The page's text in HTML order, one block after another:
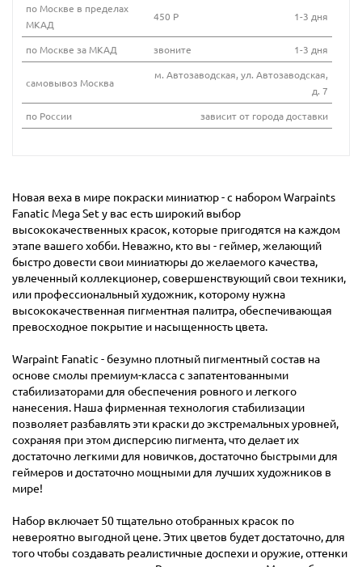
по Москве в пределах
МКАД
450 Р 1-3 дня
по Москве за МКАД звоните 1-3 дня
самовывоз Москва
м. Автозаводская, ул. Автозаводская,
д. 7
по России
зависит от города доставки
Новая веха в мире покраски миниатюр - с набором Warpaints
Fanatic Mega Set у вас есть широкий выбор
высококачественных красок, которые пригодятся на каждом
этапе вашего хобби. Неважно, кто вы - геймер, желающий
быстро довести свои миниатюры до желаемого качества,
увлеченный коллекционер, совершенствующий свои техники,
или профессиональный художник, которому нужна
высококачественная пигментная палитра, обеспечивающая
превосходное покрытие и насыщенность цвета.
Warpaint Fanatic - безумно плотный пигментный состав на
основе смолы премиум-класса с запатентованными
стабилизаторами для обеспечения ровного и легкого
нанесения. Наша фирменная технология стабилизации
позволяет разбавлять эти краски до экстремальных уровней,
сохраняя при этом дисперсию пигмента, что делает их
достаточно легкими для новичков, достаточно быстрыми для
геймеров и достаточно мощными для лучших художников в
мире!
Набор включает 50 тщательно отобранных красок по
невероятно выгодной цене. Этих цветов будет достаточно, для
того чтобы создавать реалистичные доспехи и оружие, оттенки